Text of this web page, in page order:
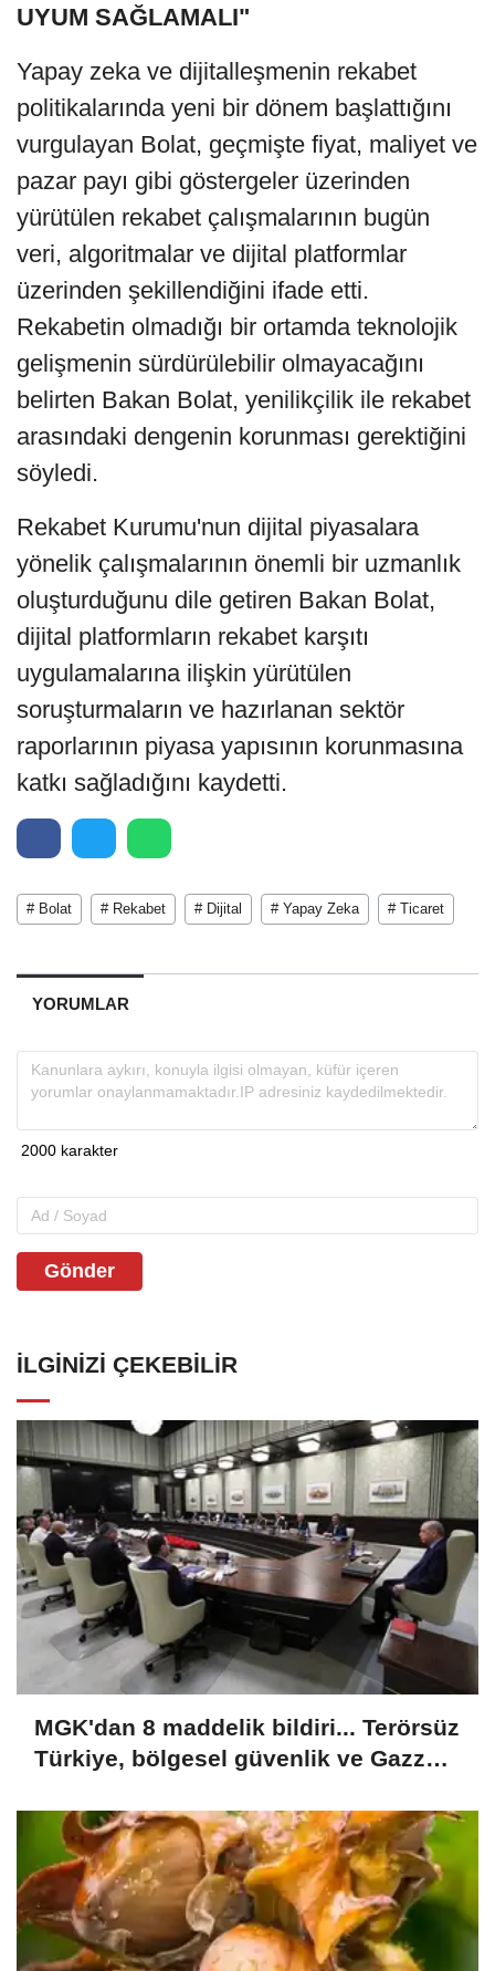
UYUM SAĞLAMALI"
Yapay zeka ve dijitalleşmenin rekabet
politikalarında yeni bir dönem başlattığını
vurgulayan Bolat, geçmişte fiyat, maliyet ve
pazar payı gibi göstergeler üzerinden
yürütülen rekabet çalışmalarının bugün
veri, algoritmalar ve dijital platformlar
üzerinden şekillendiğini ifade etti.
Rekabetin olmadığı bir ortamda teknolojik
gelişmenin sürdürülebilir olmayacağını
belirten Bakan Bolat, yenilikçilik ile rekabet
arasındaki dengenin korunması gerektiğini
söyledi.
Rekabet Kurumu'nun dijital piyasalara
yönelik çalışmalarının önemli bir uzmanlık
oluşturduğunu dile getiren Bakan Bolat,
dijital platformların rekabet karşıtı
uygulamalarına ilişkin yürütülen
soruşturmaların ve hazırlanan sektör
raporlarının piyasa yapısının korunmasına
katkı sağladığını kaydetti.
# Bolat # Rekabet # Dijital # Yapay Zeka # Ticaret
YORUMLAR
Gönder
İLGINIZI ÇEKEBILIR
MGK'dan 8 maddelik bildiri... Terörsüz
Türkiye, bölgesel güvenlik ve Gazze